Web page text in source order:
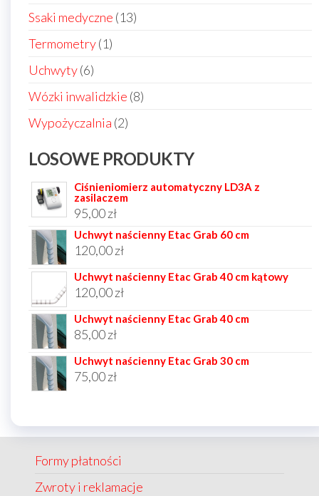
produktów
Ssaki medyczne 1313
Termometry 11
Uchwyty 66
produktów
Wózki inwalidzkie 88
Wypożyczalnia 22
LOSOWE PRODUKTY
Ciśnieniomierz automatyczny LD3A z
zasilaczem
95,00zł
Uchwyt naścienny Etac Grab 60 cm
120,00zł
Uchwyt naścienny Etac Grab 40 cm kątowy
120,00zł
Uchwyt naścienny Etac Grab 40 cm
85,00zł
Uchwyt naścienny Etac Grab 30 cm
75,00zł
Formy płatności
Zwroty i reklamacje